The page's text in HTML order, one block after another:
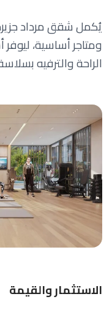
يُكمل شقق مرداد
ومتاجر أساسية،
الراحة والترفيه
الاستثمار والقيمة